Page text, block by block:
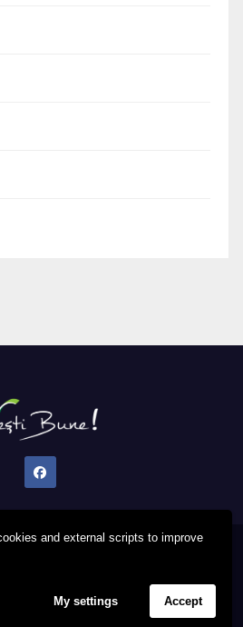
and external scripts to improve
My settings Accept
PolicyFAQ